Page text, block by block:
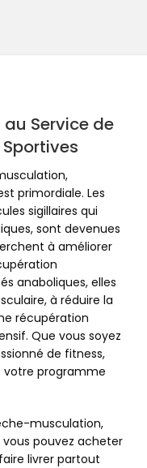
Service de
primordiale. Les
sigillaires qui
sont devenues
à améliorer
anaboliques, elles
à réduire la
récupération
Que vous soyez
de fitness,
votre programme
musculation,
pouvez acheter
livrer partout